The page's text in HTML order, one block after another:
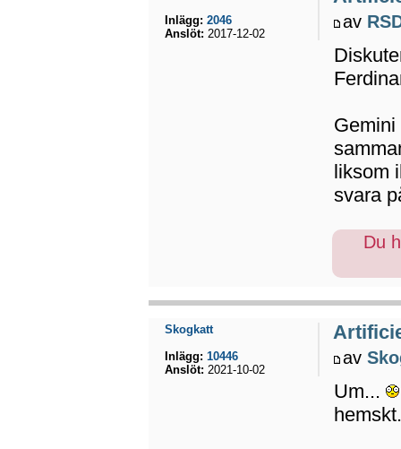
av
liksom
svara
Du
Inlägg: 2046
Anslöt: 2017-12-02
av
Um...
Skogkatt
Inlägg: 10446
Anslöt: 2021-10-02